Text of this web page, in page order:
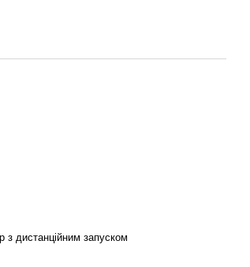
з дистанційним запуском